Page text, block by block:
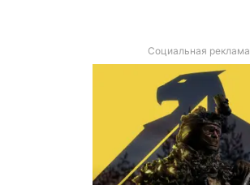
Социальная реклама